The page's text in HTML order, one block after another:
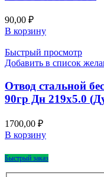
90,00 ₽
В корзину
Быстрый просмотр
Добавить в список
Отвод стальной
90гр Дн 219х5.0
1700,00 ₽
В корзину
Быстрый заказ